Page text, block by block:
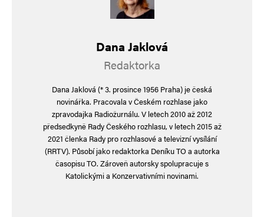
Dana Jaklová
Redaktorka
Dana Jaklová (* 3. prosince 1956 Praha) je česká
novinářka. Pracovala v Českém rozhlase jako
zpravodajka Radiožurnálu. V letech 2010 až 2012
předsedkyně Rady Českého rozhlasu, v letech 2015 až
2021 členka Rady pro rozhlasové a televizní vysílání
(RRTV). Působí jako redaktorka Deníku TO a autorka
časopisu TO. Zároveň autorsky spolupracuje s
Katolickými a Konzervativními novinami.